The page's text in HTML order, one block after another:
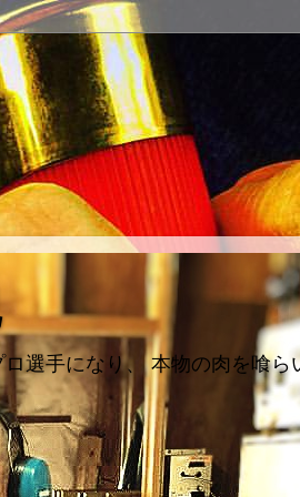
選手になり、 本物の肉を喰ら